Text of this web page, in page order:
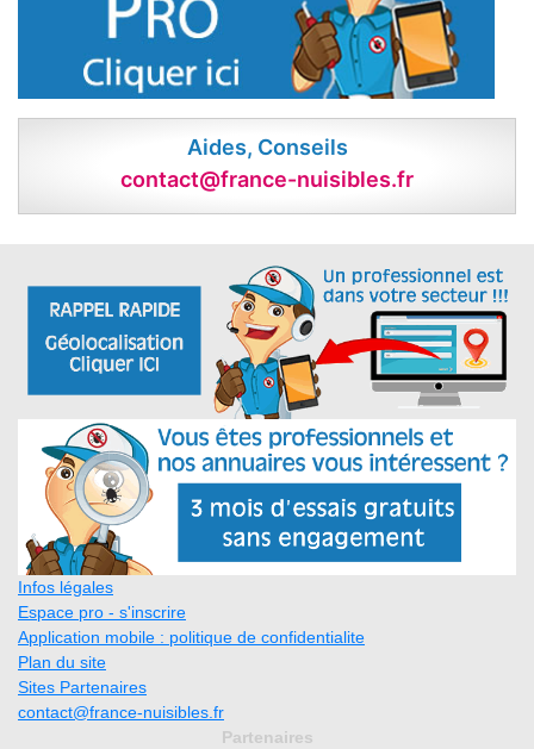
Aides, Conseils
contact@france-nuisibles.fr
Infos légales
Espace pro - s'inscrire
Application mobile : politique de confidentialite
Plan du site
Sites Partenaires
contact@france-nuisibles.fr
Partenaires